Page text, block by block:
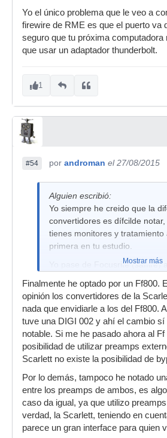
Yo el único problema que le veo a
firewire de RME es que el puerto va
seguro que tu próxima computadora
que usar un adaptador thunderbolt.
1
#54 por androman el 27/08/2015
Alguien escribió:
Yo siempre he creido que la
convertidores es dífcilde
tienes monitores y tratamiento
primera en tu estudio.
Yo pase de Focusrite (saffire)
desempeño de los drivers es
preamps también me parecen
si los convertidores realmente
alcanzar a escuchar una
Aún así para mi valio mucho
Yo el único problema que le
salida y es seguro que tu
no lo traiga y tengas que usar
thunderbolt.
Mostrar más
Finalmente he optado por un Ff800.
opinión los convertidores de la
nada que envidiarle a los del Ff800.
tuve una DIGI 002 y ahí el cambio sí
notable. Si me he pasado ahora al
posibilidad de utilizar preamps
Scarlett no existe la posibilidad de
Por lo demás, tampoco he notado
entre los preamps de ambos, es
caso da igual, ya que utilizo
verdad, la Scarlett, teniendo en
parece un gran interface para quien